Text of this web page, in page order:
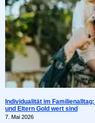
Individualität im
und Eltern Gold wert sind
7. Mai 2026